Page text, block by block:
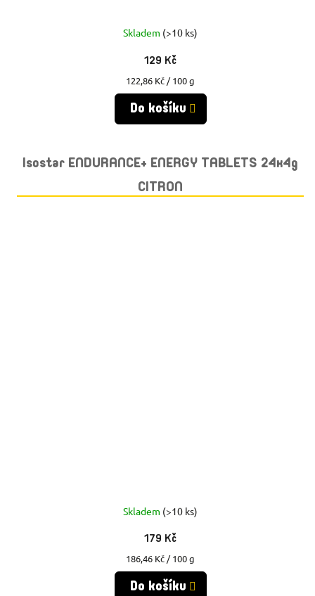
Skladem (>10 ks)
129 Kč
Měrná
cena:
122,86 Kč / 100 g
Do košíku
Isostar ENDURANCE+ ENERGY TABLETS 24x4g
CITRON
Skladem (>10 ks)
179 Kč
Měrná
cena:
186,46 Kč / 100 g
Do košíku